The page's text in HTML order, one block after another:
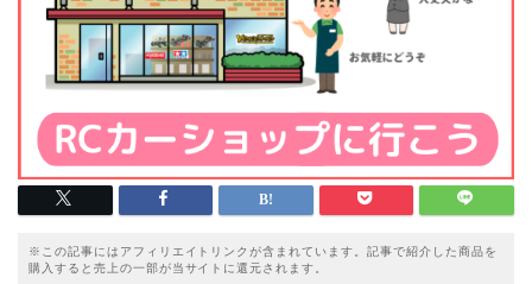
※この記事にはアフィリエイトリンクが含まれています。記事で紹介した商品を
購入すると売上の一部が当サイトに還元されます。